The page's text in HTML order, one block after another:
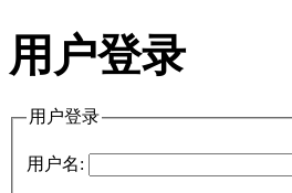
用户登录
用户登录
用户名: